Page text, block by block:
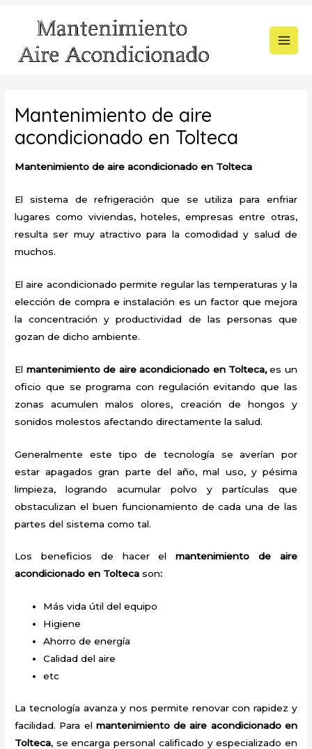
contenido
Mantenimiento de aire
acondicionado en Tolteca
Mantenimiento de aire acondicionado en Tolteca
El sistema de refrigeración que se utiliza para enfriar
lugares como viviendas, hoteles, empresas entre otras,
resulta ser muy atractivo para la comodidad y salud de
muchos.
El aire acondicionado permite regular las temperaturas y la
elección de compra e instalación es un factor que mejora
la concentración y productividad de las personas que
gozan de dicho ambiente.
El mantenimiento de aire acondicionado en Tolteca,es un
oficio que se programa con regulación evitando que las
zonas acumulen malos olores, creación de hongos y
sonidos molestos afectando directamente la salud.
Generalmente este tipo de tecnología se averían por
estar apagados gran parte del año, mal uso, y pésima
limpieza, logrando acumular polvo y partículas que
obstaculizan el buen funcionamiento de cada una de las
partes del sistema como tal.
Los beneficios de hacer elmantenimiento de aire
acondicionado en Toltecason:
Más vida útil del equipo
Higiene
Ahorro de energía
Calidad del aire
etc
La tecnología avanza y nos permite renovar con rapidez y
facilidad. Para el mantenimiento de aire acondicionado en
Tolteca, se encarga personal calificado y especializado en